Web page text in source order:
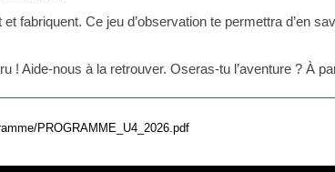
fabriquent. Ce jeu d’observation te permettra d’en
! Aide-nous à la retrouver. Oseras-tu l’aventure ? À
PROGRAMME_U4_2026.pdf